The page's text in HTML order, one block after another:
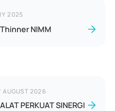
2025
NIMM
AUGUST 2026
PERKUAT SINERGI